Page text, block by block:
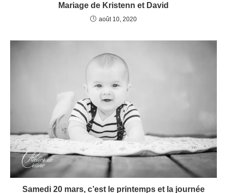
Mariage de Kristenn et David
août 10, 2020
Samedi 20 mars, c’est le printemps et la journée